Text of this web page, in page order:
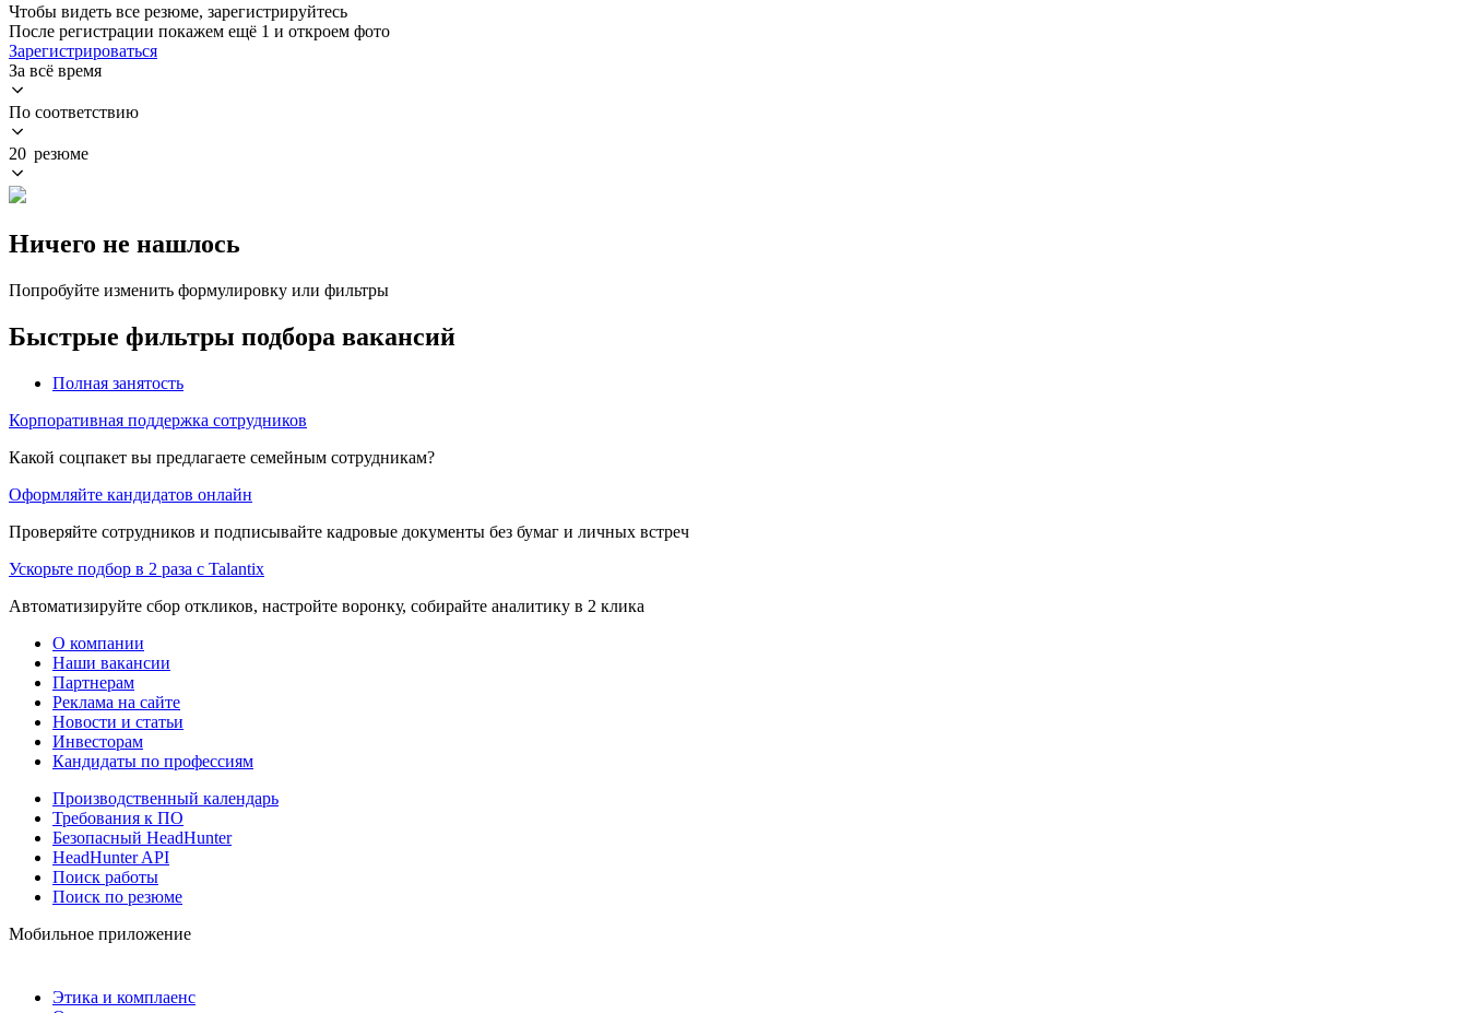
Чтобы видеть все резюме, зарегистрируйтесь
После регистрации покажем ещё 1 и откроем фото
Зарегистрироваться
За всё время
По соответствию
20 резюме
Ничего не нашлось
Попробуйте изменить формулировку или фильтры
Быстрые фильтры подбора вакансий
Полная занятость
Корпоративная поддержка сотрудников
Какой соцпакет вы предлагаете семейным сотрудникам?
Оформляйте кандидатов онлайн
Проверяйте сотрудников и подписывайте кадровые документы без бумаг и личных встреч
Ускорьте подбор в 2 раза с Talantix
Автоматизируйте сбор откликов, настройте воронку, собирайте аналитику в 2 клика
О компании
Наши вакансии
Партнерам
Реклама на сайте
Новости и статьи
Инвесторам
Кандидаты по профессиям
Производственный календарь
Требования к ПО
Безопасный HeadHunter
HeadHunter API
Поиск работы
Поиск по резюме
Мобильное приложение
Этика и комплаенс